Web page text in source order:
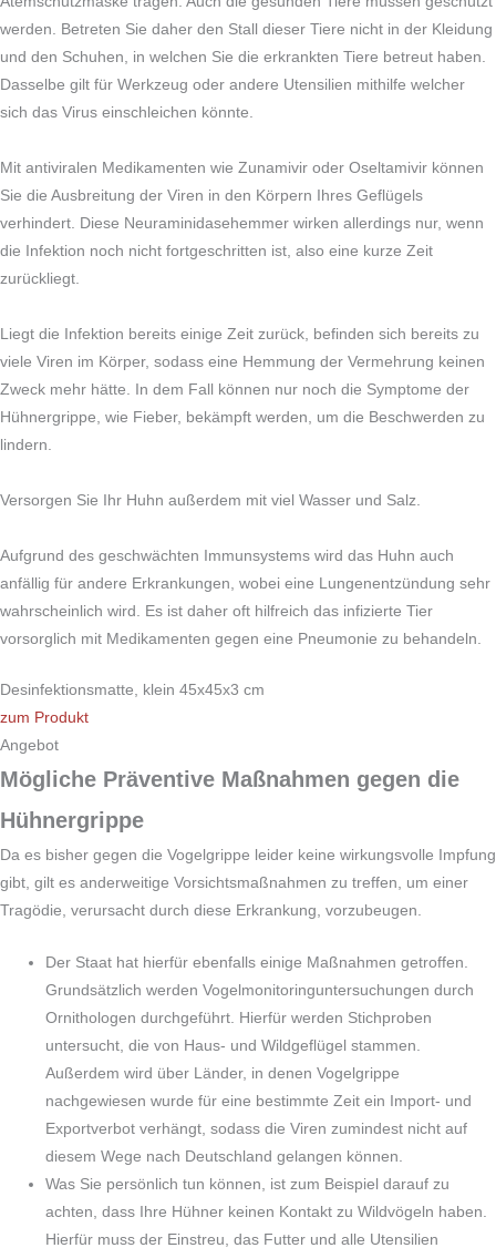
werden. Betreten Sie daher den Stall dieser Tiere nicht in der Kleidung
und den Schuhen, in welchen Sie die erkrankten Tiere betreut haben.
Dasselbe gilt für Werkzeug oder andere Utensilien mithilfe welcher
sich das Virus einschleichen könnte.
Mit antiviralen Medikamenten wie Zunamivir oder Oseltamivir können
Sie die Ausbreitung der Viren in den Körpern Ihres Geflügels
verhindert. Diese Neuraminidasehemmer wirken allerdings nur, wenn
die Infektion noch nicht fortgeschritten ist, also eine kurze Zeit
zurückliegt.
Liegt die Infektion bereits einige Zeit zurück, befinden sich bereits zu
viele Viren im Körper, sodass eine Hemmung der Vermehrung keinen
Zweck mehr hätte. In dem Fall können nur noch die Symptome der
Hühnergrippe, wie Fieber, bekämpft werden, um die Beschwerden zu
lindern.
Versorgen Sie Ihr Huhn außerdem mit viel Wasser und Salz.
Aufgrund des geschwächten Immunsystems wird das Huhn auch
anfällig für andere Erkrankungen, wobei eine Lungenentzündung sehr
wahrscheinlich wird. Es ist daher oft hilfreich das infizierte Tier
vorsorglich mit Medikamenten gegen eine Pneumonie zu behandeln.
Desinfektionsmatte, klein 45x45x3 cm
zum Produkt
Angebot
Mögliche Präventive Maßnahmen gegen die
Hühnergrippe
Da es bisher gegen die Vogelgrippe leider keine wirkungsvolle Impfung
gibt, gilt es anderweitige Vorsichtsmaßnahmen zu treffen, um einer
Tragödie, verursacht durch diese Erkrankung, vorzubeugen.
Der Staat hat hierfür ebenfalls einige Maßnahmen getroffen.
Grundsätzlich werden Vogelmonitoringuntersuchungen durch
Ornithologen durchgeführt. Hierfür werden Stichproben
untersucht, die von Haus- und Wildgeflügel stammen.
Außerdem wird über Länder, in denen Vogelgrippe
nachgewiesen wurde für eine bestimmte Zeit ein Import- und
Exportverbot verhängt, sodass die Viren zumindest nicht auf
diesem Wege nach Deutschland gelangen können.
Was Sie persönlich tun können, ist zum Beispiel darauf zu
achten, dass Ihre Hühner keinen Kontakt zu Wildvögeln haben.
Hierfür muss der Einstreu, das Futter und alle Utensilien